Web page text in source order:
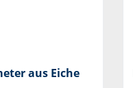
aus Eiche